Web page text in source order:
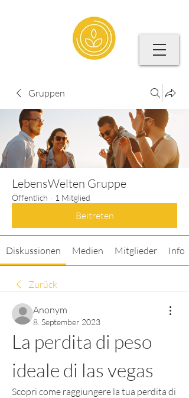
Gruppen
LebensWelten Gruppe
Öffentlich · 1 Mitglied
Beitreten
Diskussionen Medien Mitglieder Info
Zurück
Anonym
8. September 2023
La perdita di peso
ideale di las vegas
Scopri come raggiungere la tua perdita di